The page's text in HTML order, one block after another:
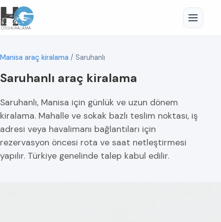
Manisa araç kiralama / Saruhanlı
Saruhanlı araç kiralama
Saruhanlı, Manisa için günlük ve uzun dönem
kiralama. Mahalle ve sokak bazlı teslim noktası, iş
adresi veya havalimanı bağlantıları için
rezervasyon öncesi rota ve saat netleştirmesi
yapılır. Türkiye genelinde talep kabul edilir.